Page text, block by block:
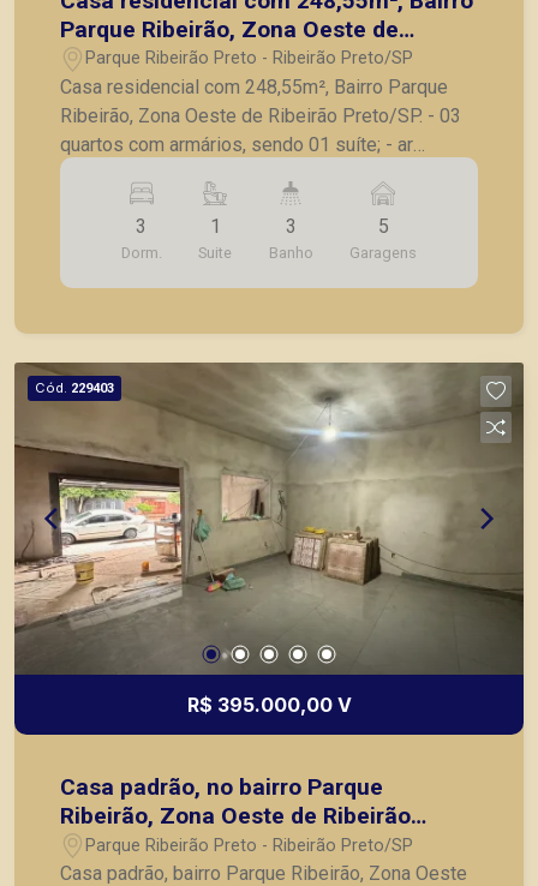
Parque Ribeirão, Zona Oeste de
Ribeirão Preto/SP.
Parque Ribeirão Preto - Ribeirão Preto/SP
Casa residencial com 248,55m², Bairro Parque
Ribeirão, Zona Oeste de Ribeirão Preto/SP. - 03
quartos com armários, sendo 01 suíte; - ar
condicionado; - banheiro social; - sala ampla para
2 ambientes; - sozinha com armários; - área de
serviço; - 01 banheiro externo; - 01 quarto
externo; - Varanda gourmet com churrasqueira; -
Piscina; - 05 vagas de garagem cobertas, portão
locação, vendas de imóveis prontos, usados ou
mesmo nos principais lançamentos da cidade de
3
Dorm.
1
Suite
3
Banho
5
Garagens
Cód. 229403
R$ 395.000,00 V
Casa padrão, no bairro Parque
Ribeirão, Zona Oeste de Ribeirão
Preto/SP.
Parque Ribeirão Preto - Ribeirão Preto/SP
Casa padrão, bairro Parque Ribeirão, Zona Oeste